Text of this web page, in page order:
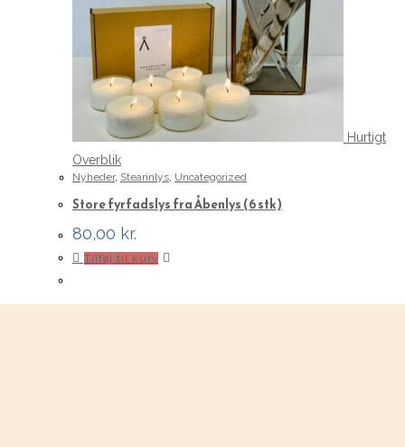
Hurtigt
Overblik
Nyheder, Stearinlys, Uncategorized
Store fyrfadslys fra Åbenlys (6 stk)
80,00 kr.
Tilføj til kurv